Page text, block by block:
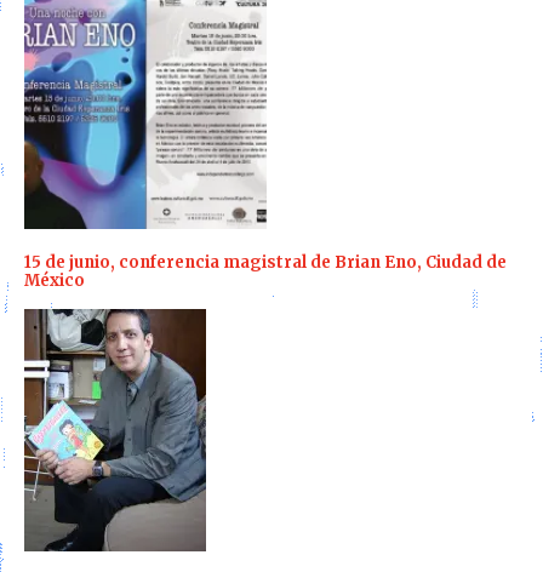
15 de junio, conferencia magistral de Brian Eno, Ciudad de
México